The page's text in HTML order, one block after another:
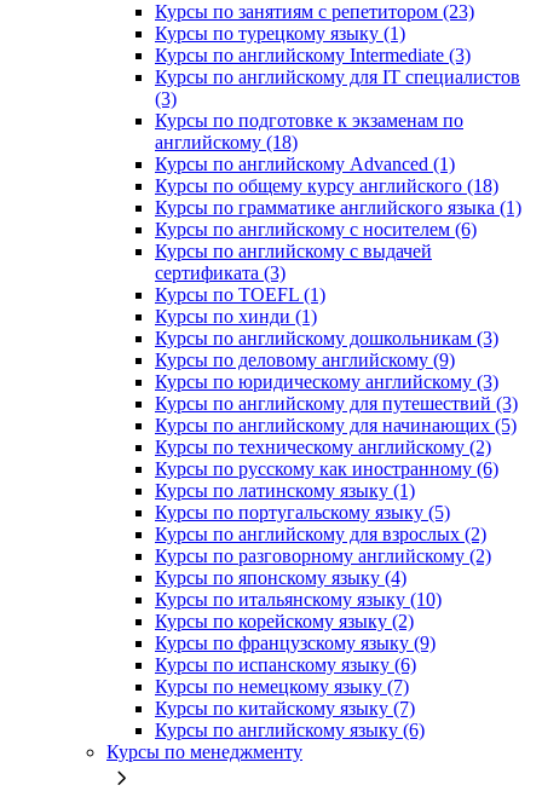
Курсы по занятиям с репетитором (23)
Курсы по турецкому языку (1)
Курсы по английскому Intermediate (3)
Курсы по английскому для IT специалистов
(3)
Курсы по подготовке к экзаменам по
английскому (18)
Курсы по английскому Advanced (1)
Курсы по общему курсу английского (18)
Курсы по грамматике английского языка (1)
Курсы по английскому с носителем (6)
Курсы по английскому с выдачей
сертификата (3)
Курсы по TOEFL (1)
Курсы по хинди (1)
Курсы по английскому дошкольникам (3)
Курсы по деловому английскому (9)
Курсы по юридическому английскому (3)
Курсы по английскому для путешествий (3)
Курсы по английскому для начинающих (5)
Курсы по техническому английскому (2)
Курсы по русскому как иностранному (6)
Курсы по латинскому языку (1)
Курсы по португальскому языку (5)
Курсы по английскому для взрослых (2)
Курсы по разговорному английскому (2)
Курсы по японскому языку (4)
Курсы по итальянскому языку (10)
Курсы по корейскому языку (2)
Курсы по французскому языку (9)
Курсы по испанскому языку (6)
Курсы по немецкому языку (7)
Курсы по китайскому языку (7)
Курсы по английскому языку (6)
Курсы по менеджменту